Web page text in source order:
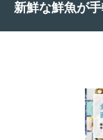
新鮮な鮮魚が